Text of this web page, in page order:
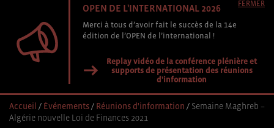
OPEN DE L'INTERNATIONAL 2026
Merci à tous d’avoir fait le succès de la 14e
édition de l’OPEN de l’international !
Replay vidéo de la conférence plénière et
supports de présentation des réunions
d'information
FERMER
Accueil / Événements/ Réunions d'information / Semaine Maghreb –
Algérie nouvelle Loi de Finances 2021